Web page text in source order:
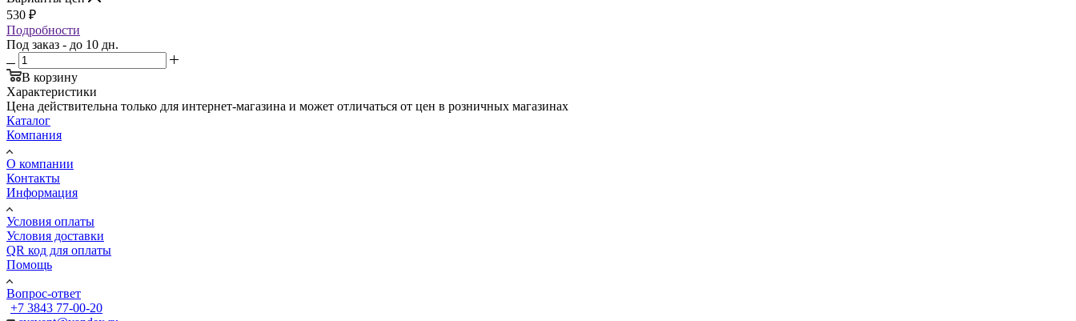
530 ₽
Подробности
Под заказ - до 10 дн.
В корзину
Характеристики
Цена действительна только для интернет-магазина и может отличаться от цен в розничных магазинах
Каталог
Компания
О компании
Контакты
Информация
Условия оплаты
Условия доставки
QR код для оплаты
Помощь
Вопрос-ответ
+7 3843 77-00-20